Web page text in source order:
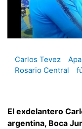
Carlos Tevez
Rosario Central
El exdelantero
argentina, Boca